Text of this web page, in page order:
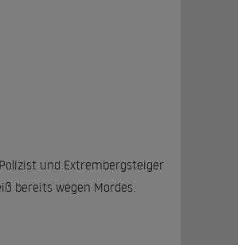
und Extrembergsteiger
bereits wegen Mordes.